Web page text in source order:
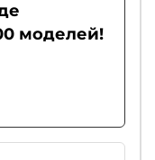
моделей!